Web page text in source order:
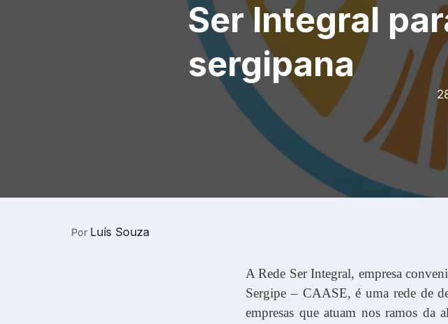
Ser Integral
sergipana
Por Luís Souza
A Rede Ser Integral, empresa
Sergipe – CAASE, é uma rede de
empresas que atuam nos ramos da